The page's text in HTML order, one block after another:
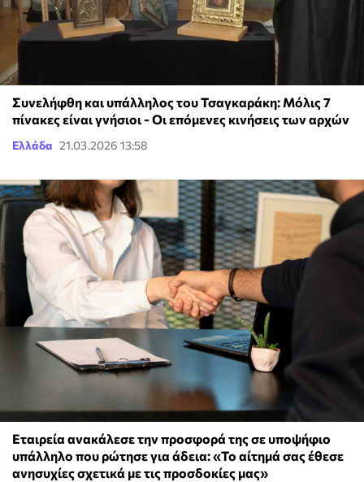
Συνελήφθη και υπάλληλος του Τσαγκαράκη: Μόλις 7
πίνακες είναι γνήσιοι - Οι επόμενες κινήσεις των αρχών
Ελλάδα 21.03.2026 13:58
Εταιρεία ανακάλεσε την προσφορά της σε υποψήφιο
υπάλληλο που ρώτησε για άδεια: «Το αίτημά σας έθεσε
ανησυχίες σχετικά με τις προσδοκίες μας»